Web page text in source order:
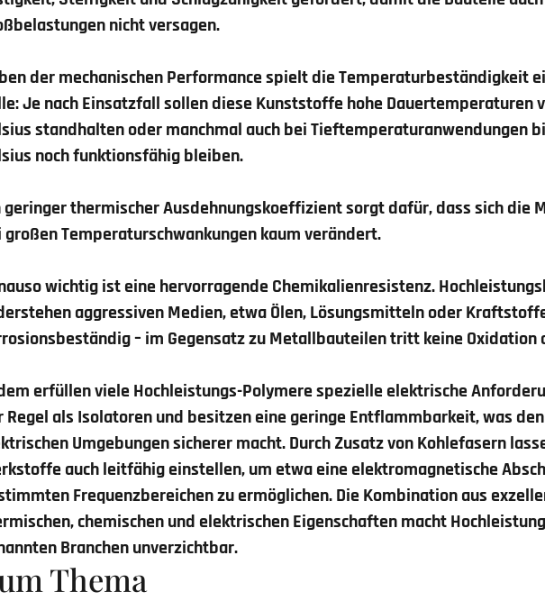
nicht versagen.
der mechanischen Performance spielt die Temperaturbeständigkeit
Je nach Einsatzfall sollen diese Kunststoffe hohe Dauertemperaturen
standhalten oder manchmal auch bei Tieftemperaturanwendungen
noch funktionsfähig bleiben.
geringer thermischer Ausdehnungskoeffizient sorgt dafür, dass sich die
großen Temperaturschwankungen kaum verändert.
wichtig ist eine hervorragende Chemikalienresistenz.
aggressiven Medien, etwa Ölen, Lösungsmitteln oder
– im Gegensatz zu Metallbauteilen tritt keine Oxidation
erfüllen viele Hochleistungs-Polymere spezielle elektrische
Regel als Isolatoren und besitzen eine geringe Entflammbarkeit, was
Umgebungen sicherer macht. Durch Zusatz von Kohlefasern
auch leitfähig einstellen, um etwa eine elektromagnetische
Frequenzbereichen zu ermöglichen. Die Kombination aus
chemischen und elektrischen Eigenschaften macht
Branchen unverzichtbar.
Thema